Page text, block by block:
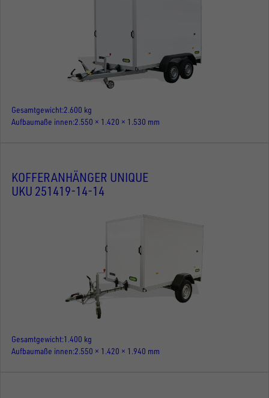
Gesamtgewicht 2.600 kg
Aufbaumaße innen 2.550 × 1.420 × 1.530 mm
KOFFERANHÄNGER UNIQUE
UKU 251419-14-14
Gesamtgewicht 1.400 kg
Aufbaumaße innen 2.550 × 1.420 × 1.940 mm